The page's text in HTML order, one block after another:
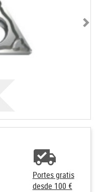
Portes gratis
desde 100 €